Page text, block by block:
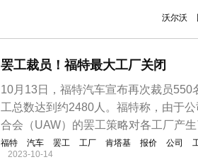
力，分别采用1.5T、2.0T低/高功率发
豪华版、运动...
沃尔沃
罢工裁员！福特最大工厂关闭
10月13日，福特汽车宣布再次裁员
工总数达到约2480人。福特称，由于
合会（UAW）的罢工策略对各工厂产
福特 汽车 罢工 工厂 肯塔基 报价 公司
2023-10-14